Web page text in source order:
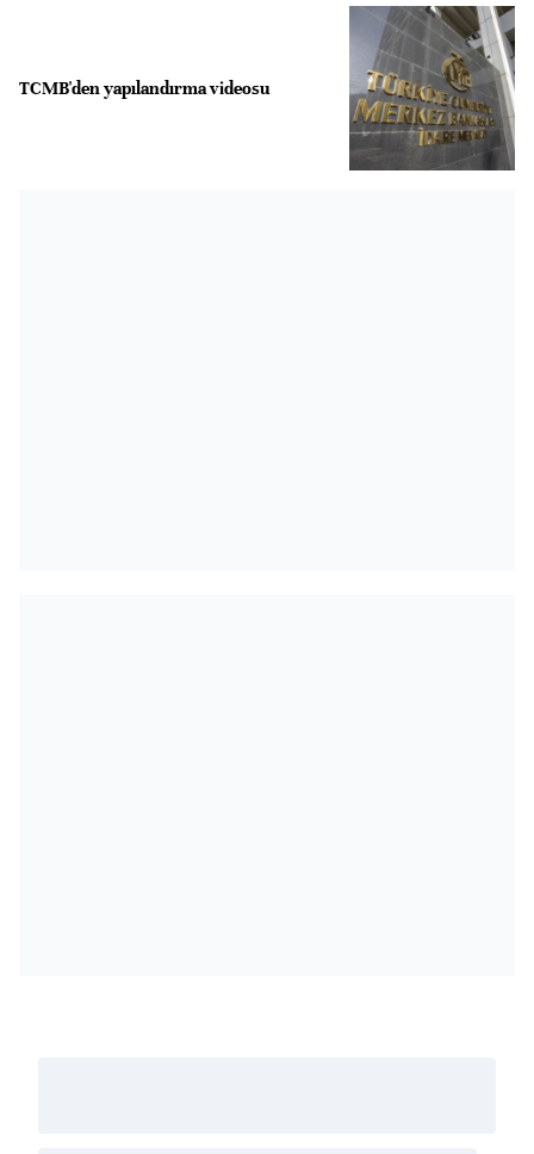
TCMB'den yapılandırma videosu